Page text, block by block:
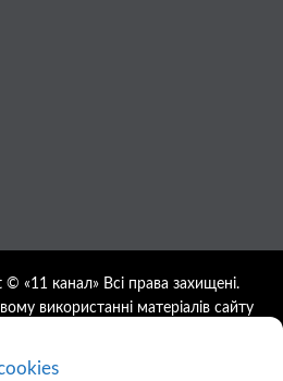
«11 канал» Всі права захищені.
використанні матеріалів сайту